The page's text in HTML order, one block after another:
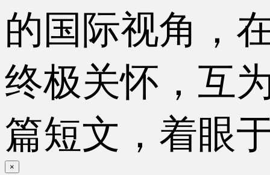
的国际视角，
终极关怀，互
篇短文，着眼
×